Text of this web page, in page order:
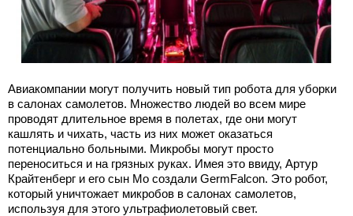
Авиакомпании могут получить новый тип робота для уборки
в салонах самолетов. Множество людей во всем мире
проводят длительное время в полетах, где они могут
кашлять и чихать, часть из них может оказаться
потенциально больными. Микробы могут просто
переноситься и на грязных руках. Имея это ввиду, Артур
Крайтенберг и его сын Мо создали GermFalcon. Это робот,
который уничтожает микробов в салонах самолетов,
используя для этого ультрафиолетовый свет.